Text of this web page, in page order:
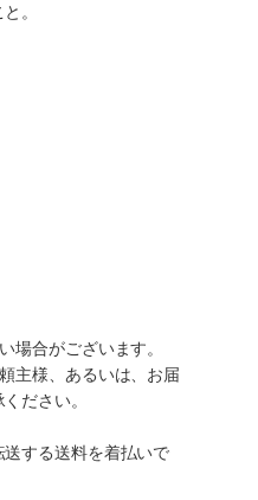
。
場合がございます。
主様、あるいは、お届
ださい。
する送料を着払いで